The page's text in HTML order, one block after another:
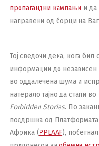
пропагандни кампањи и да
направени од борци на
Тој сведочи дека, кога
информации до независен
во оддалечена шума и
натерало тајно да стапи
Forbidden Stories. По
поддршка од Платформата
Африка (PPLAAF),